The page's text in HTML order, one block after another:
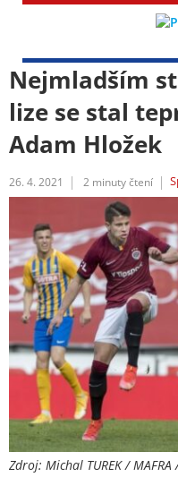
Nejmladším
lize se stal
Adam Hložek
26. 4. 2021 2 minuty čtení
Zdroj: Michal TUREK /